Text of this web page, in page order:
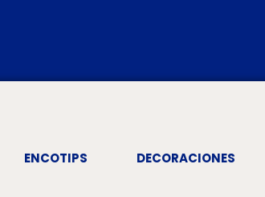
ENCOTIPS DECORACIONES